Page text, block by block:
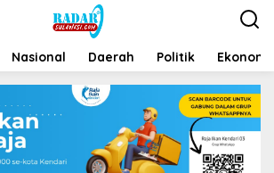
Nasional Daerah Politik